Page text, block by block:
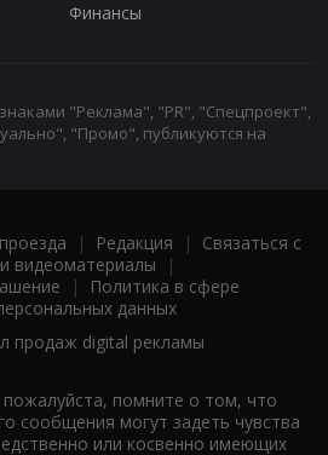
Финансы
"Реклама", "PR", "Спецпроект",
"Промо", публикуются на
| Редакция | Связаться с
видеоматериалы |
|
Политика в сфере
данных
продаж digital рекламы
помните о том, что
сообщения могут задеть чувства
или косвенно имеющих